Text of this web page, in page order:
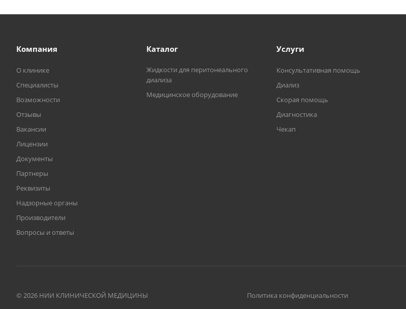
Компания
О клинике
Специалисты
Возможности
Отзывы
Вакансии
Лицензии
Документы
Партнеры
Реквизиты
Надзорные органы
Производители
Вопросы и ответы
Каталог
Жидкости для перитонеального
диализа
Медицинское оборудование
Услуги
Консультативная помощь
Диализ
Скорая помощь
Диагностика
Чекап
© 2026 НИИ КЛИНИЧЕСКОЙ МЕДИЦИНЫ Политика конфиденциальности